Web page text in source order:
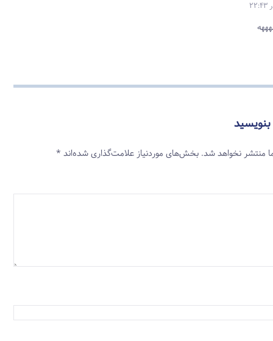
بنویسید
منتشر نخواهد شد. بخش‌های موردنیاز علامت‌گذاری شده‌اند *